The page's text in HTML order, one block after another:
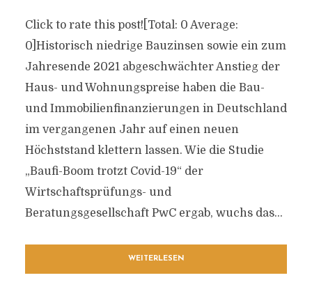
Click to rate this post![Total: 0 Average:
0]Historisch niedrige Bauzinsen sowie ein zum
Jahresende 2021 abgeschwächter Anstieg der
Haus- und Wohnungspreise haben die Bau-
und Immobilienfinanzierungen in Deutschland
im vergangenen Jahr auf einen neuen
Höchststand klettern lassen. Wie die Studie
„Baufi-Boom trotzt Covid-19“ der
Wirtschaftsprüfungs- und
Beratungsgesellschaft PwC ergab, wuchs das...
WEITERLESEN